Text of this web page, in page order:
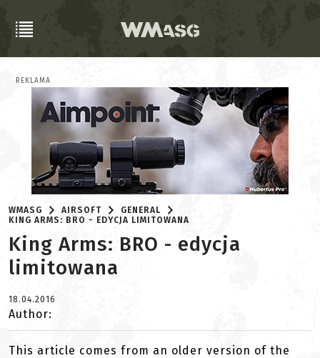
REKLAMA
WMASG AIRSOFT
GENERAL
KING ARMS: BRO - EDYCJA LIMITOWANA
King Arms: BRO - edycja
limitowana
18.04.2016
Author:
This article comes from an older version of the